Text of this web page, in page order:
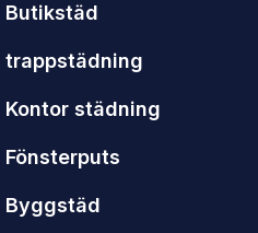
Butikstäd
trappstädning
Kontor städning
Fönsterputs
Byggstäd